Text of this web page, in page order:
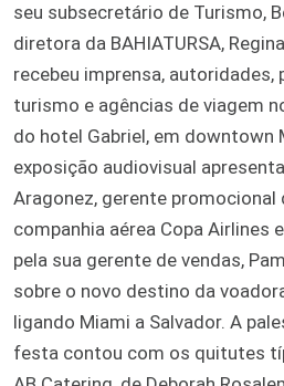
seu subsecretário de Turismo,
diretora da BAHIATURSA,
recebeu imprensa, autoridades,
turismo e agências de viagem
do hotel Gabriel, em downtown
exposição audiovisual
Aragonez, gerente promocional
companhia aérea Copa Airlines
pela sua gerente de vendas,
sobre o novo destino da
ligando Miami a Salvador. A
festa contou com os quitutes